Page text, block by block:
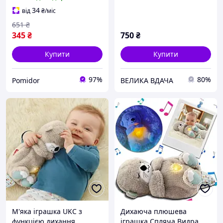
звуком і світлом PR
від34₴/міс
345₴
651 ₴
Купити
Pomidor 97%
750₴
Купити
ВЕЛИКА ВДАЧА 80%
М'яка іграшка UKC з
Дихаюча плюшева